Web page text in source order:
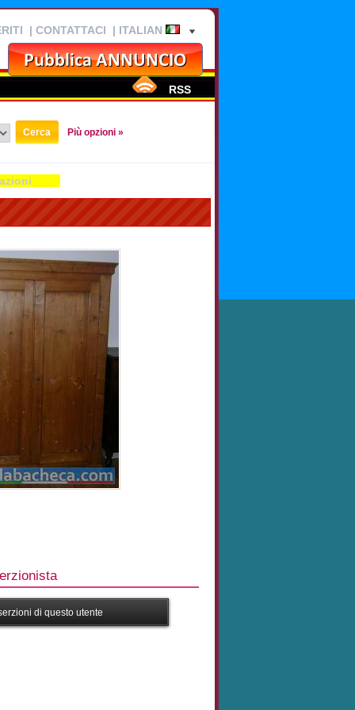
| CONTATTACI | ITALIAN
RSS
Più opzioni »
di questo utente